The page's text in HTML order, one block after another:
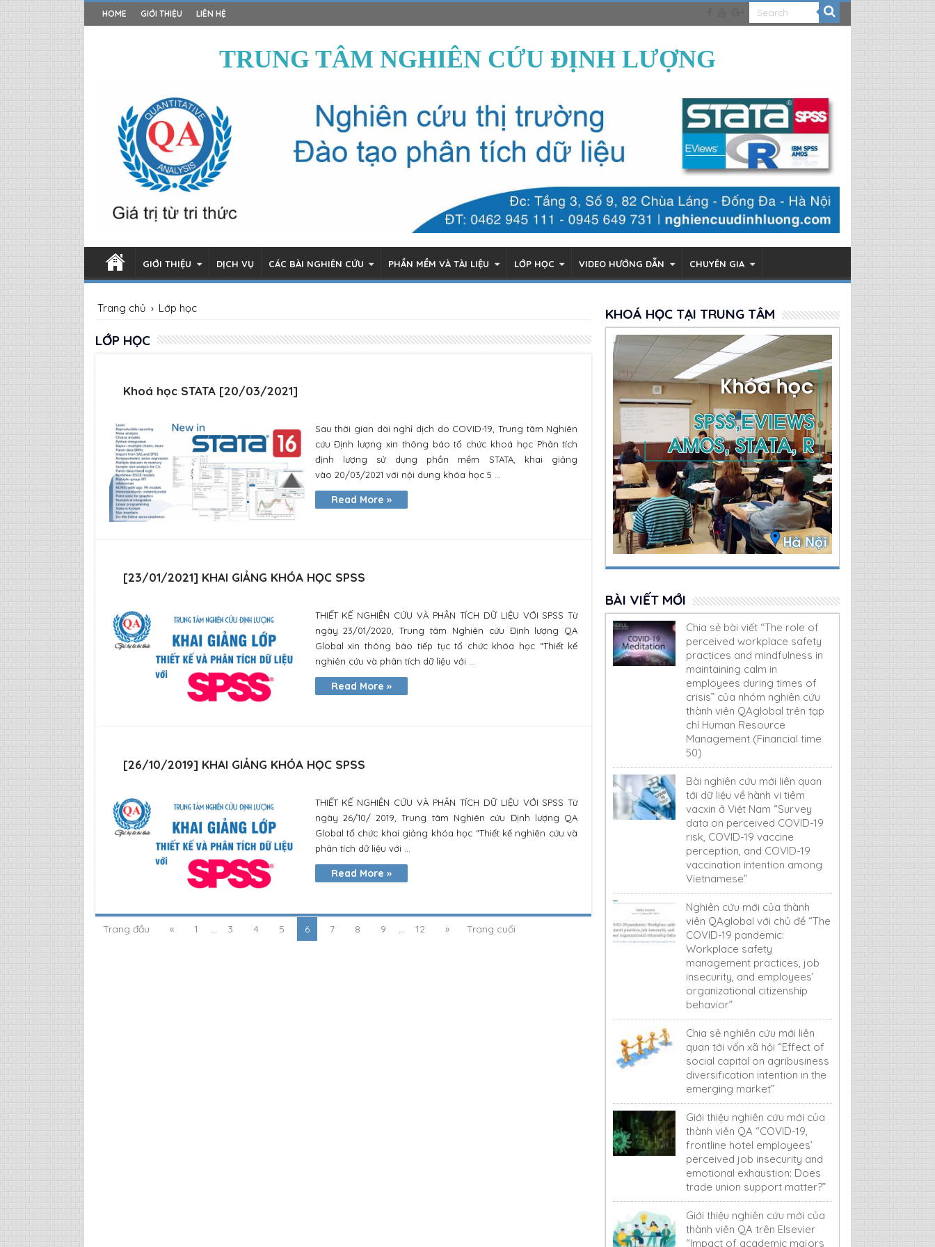
HOME GIỚI THIỆU LIÊN HỆ
TRUNG TÂM NGHIÊN CỨU ĐỊNH LƯỢNG
GIỚI THIỆU DỊCH VỤ CÁC BÀI NGHIÊN CỨU PHẦN MỀM VÀ TÀI LIỆU LỚP HỌC VIDEO HƯỚNG DẪN CHUYÊN GIA
Trang chủ › Lớp học
LỚP HỌC
Khoá học STATA [20/03/2021]
Sau thời gian dài nghỉ dịch do COVID-19, Trung tâm Nghiên
cứu Định lượng xin thông báo tổ chức khoá học Phân tích
định lượng sử dụng phần mềm STATA, khai giảng
vào 20/03/2021 với nội dung khóa học 5 ...
Read More »
[23/01/2021] KHAI GIẢNG KHÓA HỌC SPSS
THIẾT KẾ NGHIÊN CỨU VÀ PHÂN TÍCH DỮ LIỆU VỚI SPSS Từ
ngày 23/01/2020, Trung tâm Nghiên cứu Định lượng QA
Global xin thông báo tiếp tục tổ chức khóa học “Thiết kế
nghiên cứu và phân tích dữ liệu với ...
Read More »
[26/10/2019] KHAI GIẢNG KHÓA HỌC SPSS
THIẾT KẾ NGHIÊN CỨU VÀ PHÂN TÍCH DỮ LIỆU VỚI SPSS Từ
ngày 26/10/ 2019, Trung tâm Nghiên cứu Định lượng QA
Global tổ chức khai giảng khóa học “Thiết kế nghiên cứu và
phân tích dữ liệu với ...
Read More »
Trang đầu « 1 ... 3 4 5 6 7 8 9 ... 12 » Trang cuối
KHOÁ HỌC TẠI TRUNG TÂM
BÀI VIẾT MỚI
Chia sẻ bài viết “The role of
perceived workplace safety
practices and mindfulness in
maintaining calm in
employees during times of
crisis” của nhóm nghiên cứu
thành viên QAglobal trên tạp
chí Human Resource
Management (Financial time
50)
Bài nghiên cứu mới liên quan
tới dữ liệu về hành vi tiêm
vacxin ở Việt Nam “Survey
data on perceived COVID-19
risk, COVID-19 vaccine
perception, and COVID-19
vaccination intention among
Vietnamese”
Nghiên cứu mới của thành
viên QAglobal với chủ đề “The
COVID-19 pandemic:
Workplace safety
management practices, job
insecurity, and employees’
organizational citizenship
behavior”
Chia sẻ nghiên cứu mới liên
quan tới vốn xã hội “Effect of
social capital on agribusiness
diversification intention in the
emerging market”
Giới thiệu nghiên cứu mới của
thành viên QA “COVID-19,
frontline hotel employees’
perceived job insecurity and
emotional exhaustion: Does
trade union support matter?”
Giới thiệu nghiên cứu mới của
thành viên QA trên Elsevier
“Impact of academic majors